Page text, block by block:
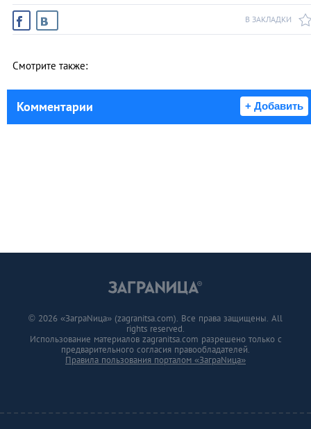
В ЗАКЛАДКИ
Смотрите также:
Комментарии + Добавить
© 2026 «ЗаграNица» (zagranitsa.com). Все права защищены. All
rights reserved.
Использование материалов zagranitsa.com разрешено только с
предварительного согласия правообладателей.
Правила пользования порталом «ЗаграNица»